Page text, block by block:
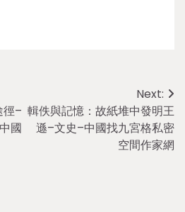
徑–
國
Next:
輯佚與記憶：故紙堆中發明王
遜–文史–中國找九宮格私密
空間作家網